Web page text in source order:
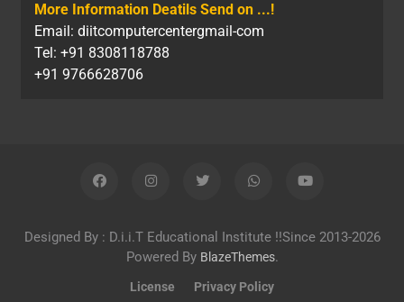
More Information Deatils Send on ...!
Email: diitcomputercentergmail-com
Tel: +91 8308118788
+91 9766628706
Designed By : D.i.i.T Educational Institute !!Since 2013-2026
Powered By BlazeThemes.
License Privacy Policy